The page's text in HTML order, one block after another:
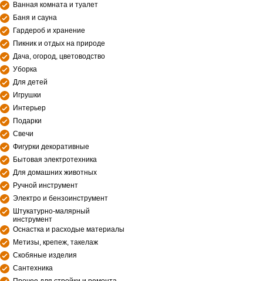
Ванная комната и туалет
Баня и сауна
Гардероб и хранение
Пикник и отдых на природе
Дача, огород, цветоводство
Уборка
Для детей
Игрушки
Интерьер
Подарки
Свечи
Фигурки декоративные
Бытовая электротехника
Для домашних животных
Ручной инструмент
Электро и бензоинструмент
Штукатурно-малярный
инструмент
Оснастка и расходые материалы
Метизы, крепеж, такелаж
Скобяные изделия
Сантехника